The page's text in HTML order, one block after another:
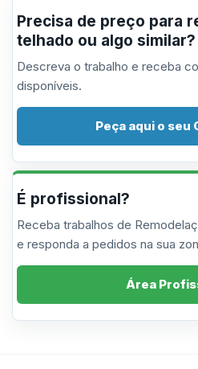
Precisa de preço para
telhado ou algo similar?
Descreva o trabalho e receba
disponíveis.
Peça aqui o seu
É profissional?
Receba trabalhos de
e responda a pedidos na sua
Área